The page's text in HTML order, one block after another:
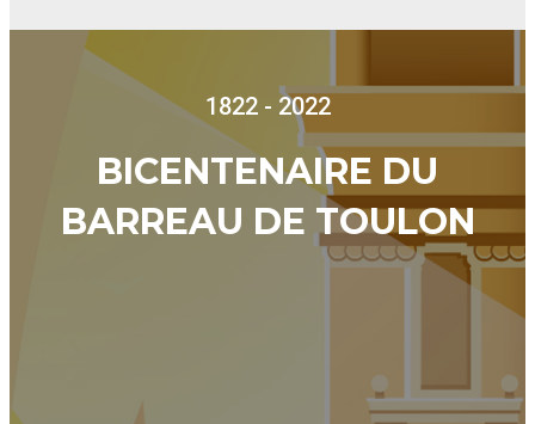
1822 - 2022
BICENTENAIRE DU
BARREAU DE TOULON